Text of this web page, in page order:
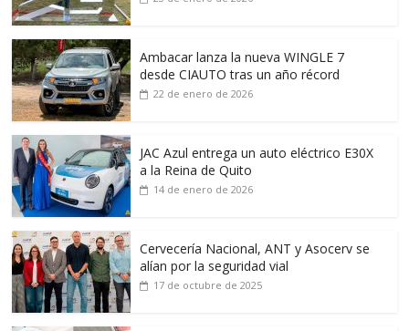
Ambacar lanza la nueva WINGLE 7
desde CIAUTO tras un año récord
22 de enero de 2026
JAC Azul entrega un auto eléctrico E30X
a la Reina de Quito
14 de enero de 2026
Cervecería Nacional, ANT y Asocerv se
alían por la seguridad vial
17 de octubre de 2025